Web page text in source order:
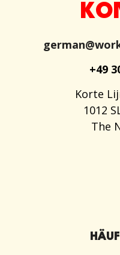
+49
Korte
1012
The